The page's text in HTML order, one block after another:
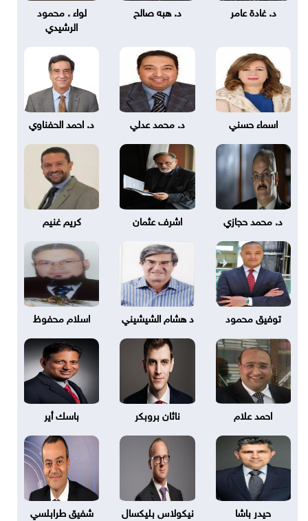
د. غادة عامر د. هبه صالح
لواء . محمود
الرشيدي
اسماء حسني د. محمد عدلي د. احمد الحفناوي
د. محمد حجازي اشرف عثمان كريم غنيم
توفيق محمود د هشام الشيشيني اسلام محفوظ
احمد علام ناثان بروبكر باسك أير
حيدر باشا نيكولاس بليكسال شفيق طرابلسي